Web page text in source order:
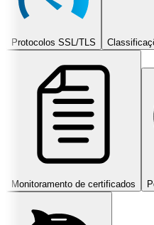
Protocolos SSL/TLS
Monitoramento de certificados